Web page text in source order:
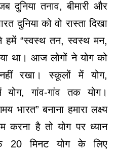
तनाव, बीमारी और
दुनिया को वो रास्ता दिखा
हमें “स्वस्थ तन, स्वस्थ मन,
था। आज लोगों ने योग को
रखा। स्कूलों में योग,
गांव-गांव तक योग।
भारत” बनाना हमारा लक्ष्य
करना है तो योग पर ध्यान
20 मिनट योग के लिए